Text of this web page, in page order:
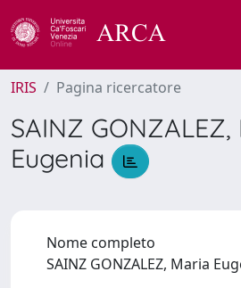
IRIS Pagina ricercatore
SAINZ
Eugenia
Nome completo
SAINZ GONZALEZ, Maria